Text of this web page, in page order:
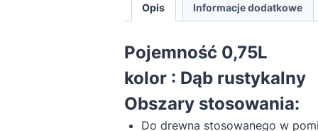
Opis Informacje dodatkowe
Pojemność 0,75L
kolor : Dąb rustykalny
Obszary stosowania:
Do drewna stosowanego w